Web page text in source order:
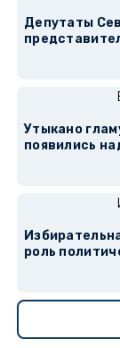
Депутаты
Утыкано
появились
роль